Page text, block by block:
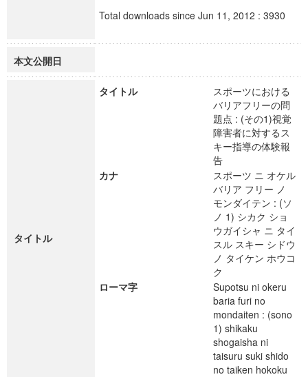
Total downloads since Jun 11, 2012 : 3930
本文公開日
タイトル
タイトル
スポーツにおける
バリアフリーの問
題点 : (その1)視覚
障害者に対するス
キー指導の体験報
告
カナ
スポーツ ニ オケル
バリア フリー ノ
モンダイテン : (ソ
ノ 1) シカク ショ
ウガイシャ ニ タイ
スル スキー シドウ
ノ タイケン ホウコ
ク
ローマ字
Supotsu ni okeru
baria furi no
mondaiten : (sono
1) shikaku
shogaisha ni
taisuru suki shido
no taiken hokoku